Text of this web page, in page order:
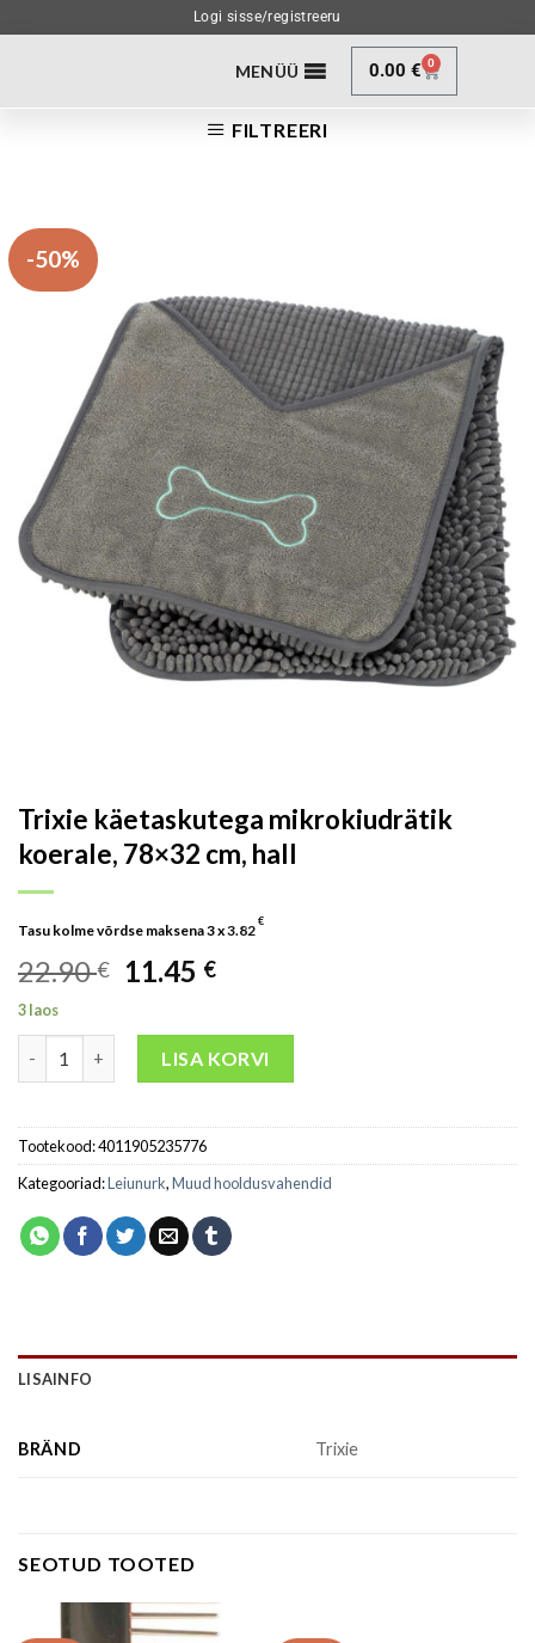
Logi sisse/registreeru
MENÜÜ 0.00€ 0
FILTREERI
-50%
Trixie käetaskutega mikrokiudrätik
koerale, 78×32 cm, hall
Tasu kolme võrdse maksena 3 x3.82
€
22.90€ 11.45 €
3 laos
LISA KORVI
Tootekood:4011905235776
Kategooriad:Leiunurk,Muud hooldusvahendid
LISAINFO
BRÄND Trixie
SEOTUD TOOTED